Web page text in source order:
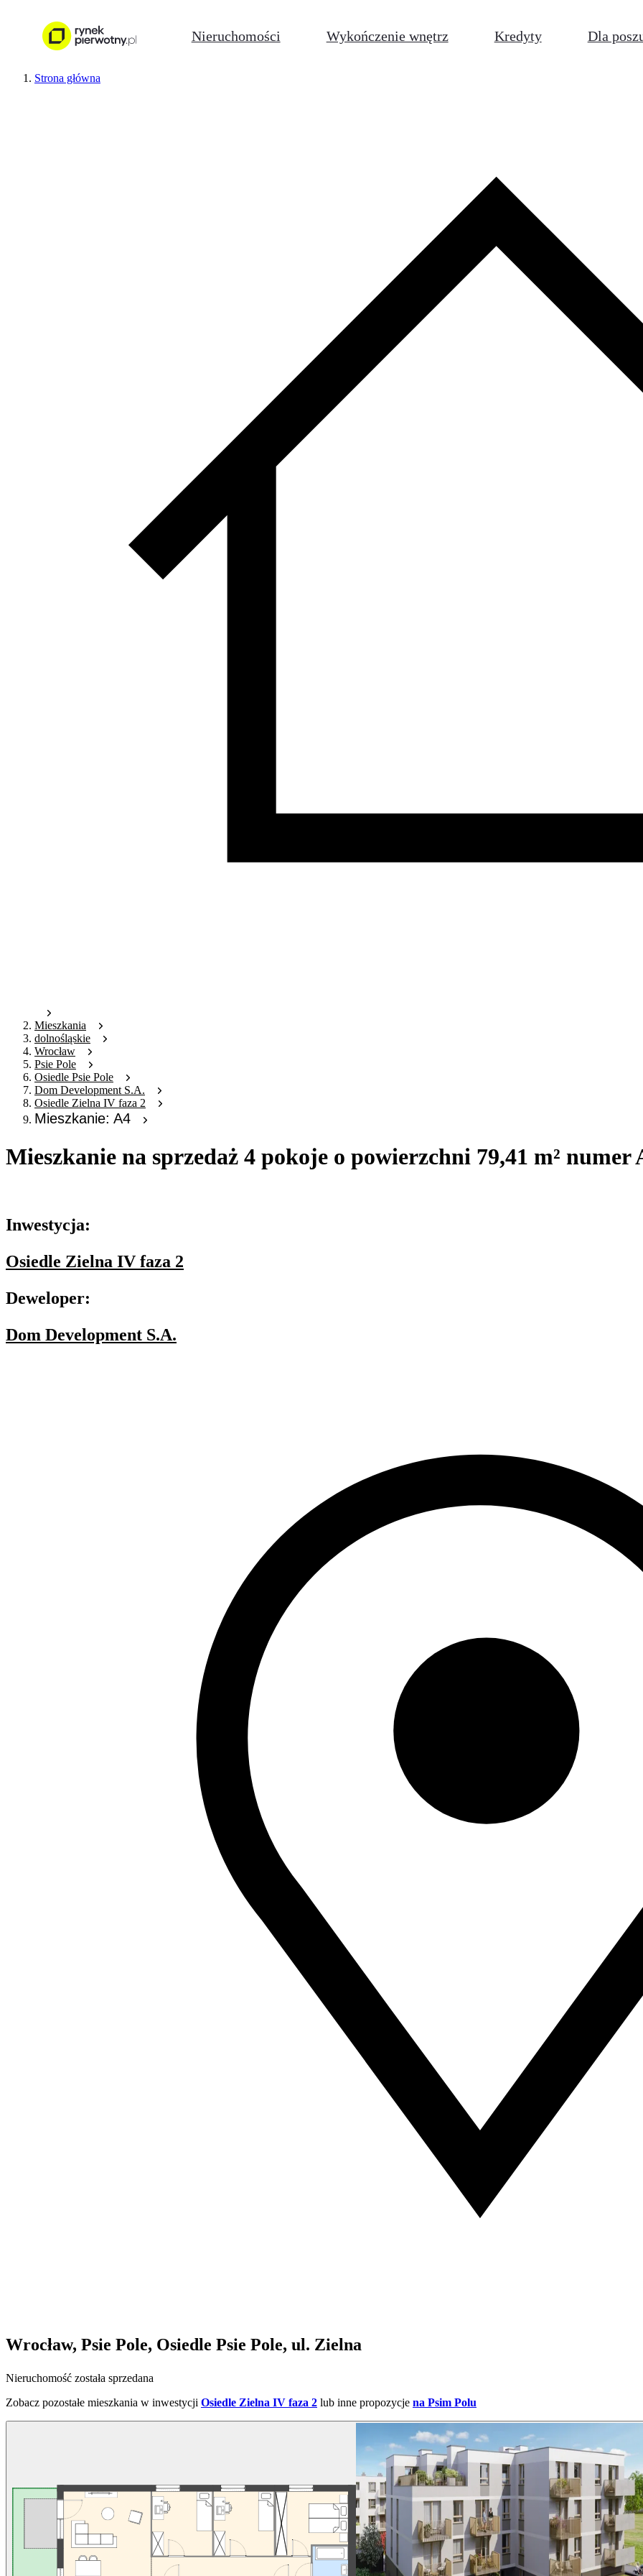
Nieruchomości Wykończenie wnętrz Kredyty Dla
Strona główna
Mieszkania
dolnośląskie
Wrocław
Psie Pole
Osiedle Psie Pole
Dom Development S.A.
Osiedle Zielna IV faza 2
Mieszkanie: A4
Mieszkanie na sprzedaż 4 pokoje o powierzchni 79,41 m² numer
Inwestycja:
Osiedle Zielna IV faza 2
Deweloper:
Dom Development S.A.
Wrocław, Psie Pole, Osiedle Psie Pole, ul. Zielna
Nieruchomość została sprzedana
Zobacz pozostałe mieszkania w inwestycji Osiedle Zielna IV faza 2 lub inne propozycje na Psim Polu